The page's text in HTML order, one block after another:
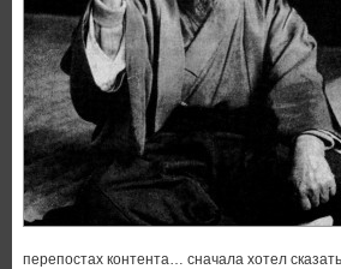
перепостах контента… сначала хотел